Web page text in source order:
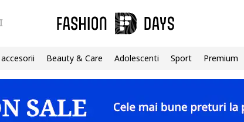
Beauty & Care Adolescenti Sport Premium